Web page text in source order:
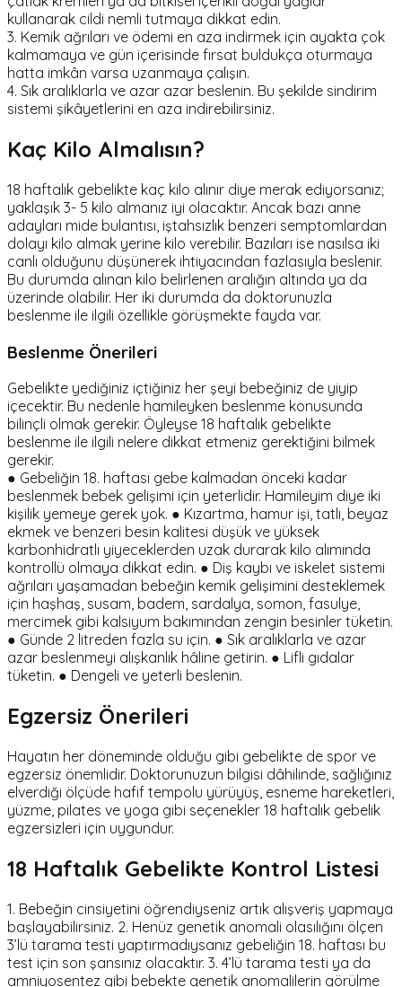
kullanarak cildi nemli tutmaya dikkat edin.
3. Kemik ağrıları ve ödemi en aza indirmek için ayakta çok
kalmamaya ve gün içerisinde fırsat buldukça oturmaya
hatta imkân varsa uzanmaya çalışın.
4. Sık aralıklarla ve azar azar beslenin. Bu şekilde sindirim
sistemi şikâyetlerini en aza indirebilirsiniz.
Kaç Kilo Almalısın?
18 haftalık gebelikte kaç kilo alınır diye merak ediyorsanız;
yaklaşık 3- 5 kilo almanız iyi olacaktır. Ancak bazı anne
adayları mide bulantısı, iştahsızlık benzeri semptomlardan
dolayı kilo almak yerine kilo verebilir. Bazıları ise nasılsa iki
canlı olduğunu düşünerek ihtiyacından fazlasıyla beslenir.
Bu durumda alınan kilo belirlenen aralığın altında ya da
üzerinde olabilir. Her iki durumda da doktorunuzla
beslenme ile ilgili özellikle görüşmekte fayda var.
Beslenme Önerileri
Gebelikte yediğiniz içtiğiniz her şeyi bebeğiniz de yiyip
içecektir. Bu nedenle hamileyken beslenme konusunda
bilinçli olmak gerekir. Öyleyse 18 haftalık gebelikte
beslenme ile ilgili nelere dikkat etmeniz gerektiğini bilmek
gerekir.
● Gebeliğin 18. haftası gebe kalmadan önceki kadar
beslenmek bebek gelişimi için yeterlidir. Hamileyim diye iki
kişilik yemeye gerek yok. ● Kızartma, hamur işi, tatlı, beyaz
ekmek ve benzeri besin kalitesi düşük ve yüksek
karbonhidratlı yiyeceklerden uzak durarak kilo alımında
kontrollü olmaya dikkat edin. ● Diş kaybı ve iskelet sistemi
ağrıları yaşamadan bebeğin kemik gelişimini desteklemek
için haşhaş, susam, badem, sardalya, somon, fasulye,
mercimek gibi kalsiyum bakımından zengin besinler tüketin.
● Günde 2 litreden fazla su için. ● Sık aralıklarla ve azar
azar beslenmeyi alışkanlık hâline getirin. ● Lifli gıdalar
tüketin. ● Dengeli ve yeterli beslenin.
Egzersiz Önerileri
Hayatın her döneminde olduğu gibi gebelikte de spor ve
egzersiz önemlidir. Doktorunuzun bilgisi dâhilinde, sağlığınız
elverdiği ölçüde hafif tempolu yürüyüş, esneme hareketleri,
yüzme, pilates ve yoga gibi seçenekler 18 haftalık gebelik
egzersizleri için uygundur.
18 Haftalık Gebelikte Kontrol Listesi
1. Bebeğin cinsiyetini öğrendiyseniz artık alışveriş yapmaya
başlayabilirsiniz. 2. Henüz genetik anomali olasılığını ölçen
3’lü tarama testi yaptırmadıysanız gebeliğin 18. haftası bu
test için son şansınız olacaktır. 3. 4’lü tarama testi ya da
amniyosentez gibi bebekte genetik anomalilerin görülme